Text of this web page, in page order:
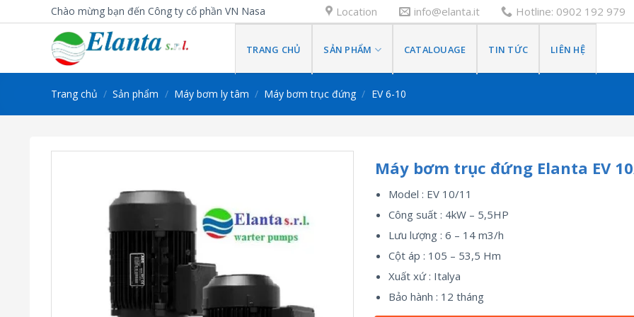
to
Chào mừng bạn đến Công ty cổ phần VN Nasa Location info@elanta.it Hotline: 0902 192 979
TRANG CHỦ SẢN PHẨM CATALOUAGE TIN TỨC LIÊN HỆ
Trang chủ / Sản phẩm / Máy bơm ly tâm / Máy bơm trục đứng / EV 6-10
Máy bơm trục đứng Elanta EV
Model : EV 10/11
Công suất : 4kW – 5,5HP
Lưu lượng : 6 – 14 m3/h
Cột áp : 105 – 53,5 Hm
Xuất xứ : Italya
Bảo hành : 12 tháng